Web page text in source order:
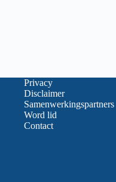
Privacy
Disclaimer
Samenwerkingspartners
Word lid
Contact